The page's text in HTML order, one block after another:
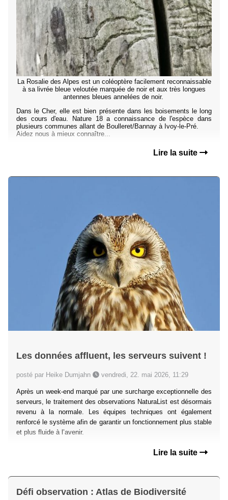
La Rosalie des Alpes est un coléoptère facilement reconnaissable
à sa livrée bleue veloutée marquée de noir et aux très longues
antennes bleues annelées de noir.
Dans le Cher, elle est bien présente dans les boisements le long
des cours d'eau. Nature 18 a connaissance de l'espèce dans
plusieurs communes allant de Boulleret/Bannay à Ivoy-le-Pré.
Aidez nous à mieux connaître...
Lire la suite
Les données affluent, les serveurs suivent !
posté par Heike Dumjahn vendredi, 22. mai 2026, 11:29
Après un week-end marqué par une surcharge exceptionnelle des
serveurs, le traitement des observations NaturaList est désormais
revenu à la normale. Les équipes techniques ont également
renforcé le système afin de garantir un fonctionnement plus stable
et plus fluide à l’avenir.
Lire la suite
Défi observation : Atlas de Biodiversité